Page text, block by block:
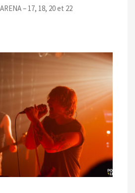
– 17, 18, 20 et 22